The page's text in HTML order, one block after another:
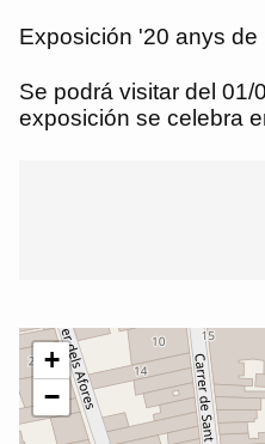
Exposición '20 anys
Se podrá visitar del
exposición se celebra